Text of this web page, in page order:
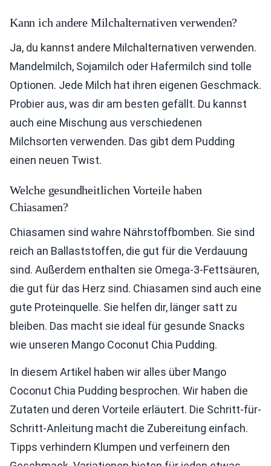
Kann ich andere Milchalternativen verwenden?
Ja, du kannst andere Milchalternativen verwenden.
Mandelmilch, Sojamilch oder Hafermilch sind tolle
Optionen. Jede Milch hat ihren eigenen Geschmack.
Probier aus, was dir am besten gefällt. Du kannst
auch eine Mischung aus verschiedenen
Milchsorten verwenden. Das gibt dem Pudding
einen neuen Twist.
Welche gesundheitlichen Vorteile haben
Chiasamen?
Chiasamen sind wahre Nährstoffbomben. Sie sind
reich an Ballaststoffen, die gut für die Verdauung
sind. Außerdem enthalten sie Omega-3-Fettsäuren,
die gut für das Herz sind. Chiasamen sind auch eine
gute Proteinquelle. Sie helfen dir, länger satt zu
bleiben. Das macht sie ideal für gesunde Snacks
wie unseren Mango Coconut Chia Pudding.
In diesem Artikel haben wir alles über Mango
Coconut Chia Pudding besprochen. Wir haben die
Zutaten und deren Vorteile erläutert. Die Schritt-für-
Schritt-Anleitung macht die Zubereitung einfach.
Tipps verhindern Klumpen und verfeinern den